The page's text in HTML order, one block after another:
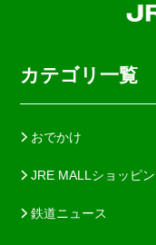
カテゴリ一覧
おでかけ
JRE MALLショッピ
鉄道ニュース